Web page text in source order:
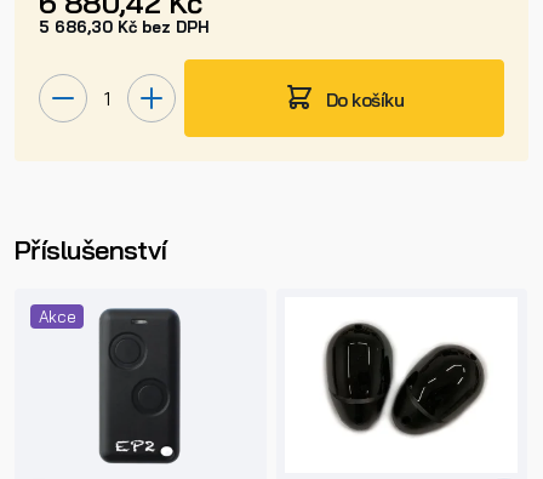
5 686,30 Kč bez DPH
Do košíku
Příslušenství
Akce